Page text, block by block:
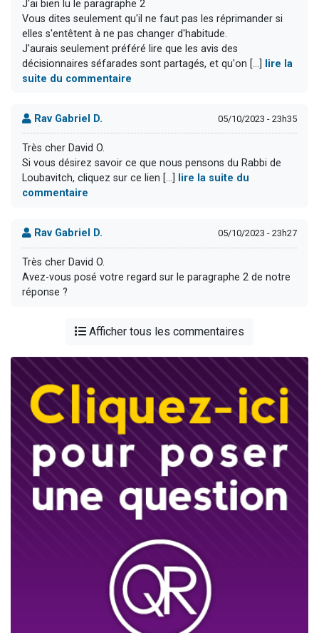
J'ai bien lu le paragraphe 2
Vous dites seulement qu'il ne faut pas les réprimander si
elles s'entêtent à ne pas changer d'habitude.
J'aurais seulement préféré lire que les avis des
décisionnaires séfarades sont partagés, et qu'on [...]
lire la
suite du commentaire
Rav Gabriel D. 05/10/2023 - 23h35
Très cher David O.
Si vous désirez savoir ce que nous pensons du Rabbi de
Loubavitch, cliquez sur ce lien [...]
lire la suite du
commentaire
Rav Gabriel D. 05/10/2023 - 23h27
Très cher David O.
Avez-vous posé votre regard sur le paragraphe 2 de notre
réponse ?
Afficher tous les commentaires